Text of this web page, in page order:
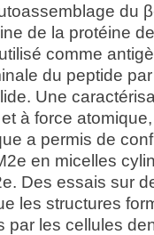
du
de la protéine
comme
du peptide
Une
à force
a permis de
en micelles
Des essais sur
les structures
par les cellules